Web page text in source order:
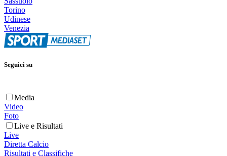
Torino
Udinese
Venezia
Seguici su
Media
Video
Foto
Live e Risultati
Live
Diretta Calcio
Risultati e Classifiche